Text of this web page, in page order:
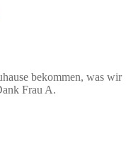
bekommen, was wir
Frau A.